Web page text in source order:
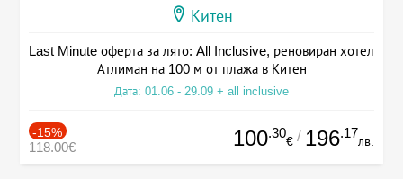
Китен
Last Minute оферта за лято: All Inclusive, реновиран хотел
Атлиман на 100 м от плажа в Китен
Дата: 01.06 - 29.09 + all inclusive
-15%
118.00€ 100.30
€ / 196.17
лв.